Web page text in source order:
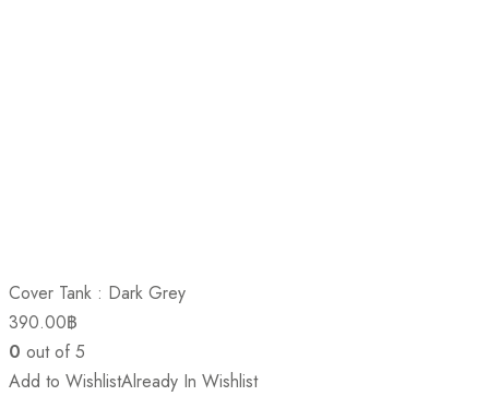
Cover Tank : Dark Grey
390.00฿
0 out of 5
Add to WishlistAlready In Wishlist